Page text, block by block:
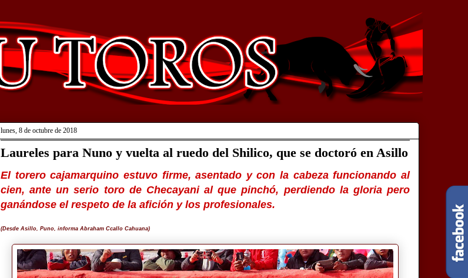
lunes, 8 de octubre de 2018
Laureles para Nuno y vuelta al ruedo del Shilico, que se doctoró en Asillo
El torero cajamarquino estuvo firme, asentado y con la cabeza funcionando al
cien, ante un serio toro de Checayani al que pinchó, perdiendo la gloria pero
ganándose el respeto de la afición y los profesionales.
(Desde Asillo, Puno, informa Abraham Ccallo Cahuana)